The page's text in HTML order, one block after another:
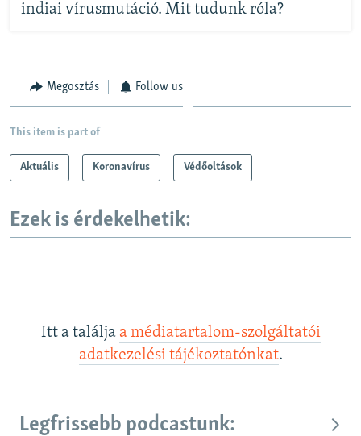
indiai vírusmutáció. Mit tudunk róla?
Megosztás Follow us
This item is part of
Aktuális Koronavírus Védőoltások
Ezek is érdekelhetik:
Itt a találja a médiatartalom-szolgáltatói
adatkezelési tájékoztatónkat.
Legfrissebb podcastunk: